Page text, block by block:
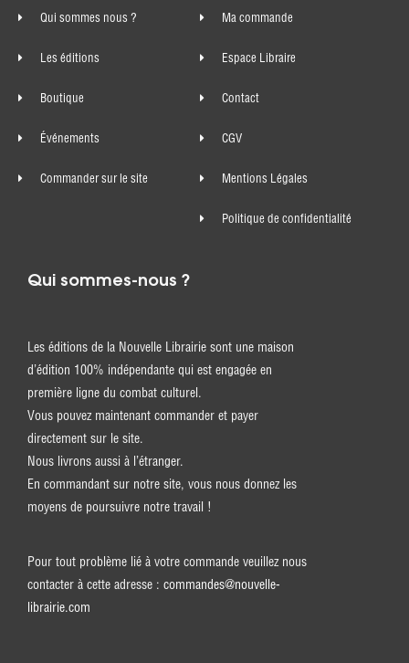
Qui sommes nous ?
Les éditions
Boutique
Événements
Commander sur le site
Ma commande
Espace Libraire
Contact
CGV
Mentions Légales
Politique de confidentialité
Qui sommes-nous ?
Les éditions de la Nouvelle Librairie sont une maison
d’édition 100% indépendante qui est engagée en
première ligne du combat culturel.
Vous pouvez maintenant commander et payer
directement sur le site.
Nous livrons aussi à l’étranger.
En commandant sur notre site, vous nous donnez les
moyens de poursuivre notre travail !
Pour tout problème lié à votre commande veuillez nous
contacter à cette adresse : commandes@nouvelle-
librairie.com